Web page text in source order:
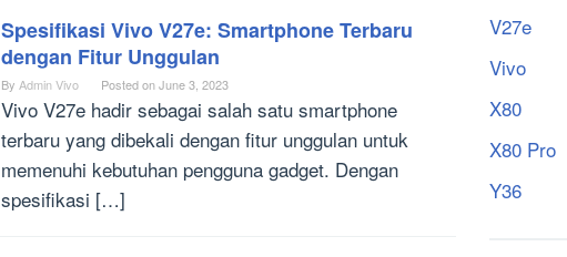
Spesifikasi Vivo V27e: Smartphone Terbaru
dengan Fitur Unggulan
By Admin Vivo Posted onJune 3, 2023
Vivo V27e hadir sebagai salah satu smartphone
terbaru yang dibekali dengan fitur unggulan untuk
memenuhi kebutuhan pengguna gadget. Dengan
spesifikasi […]
V27e
Vivo
X80
X80 Pro
Y36